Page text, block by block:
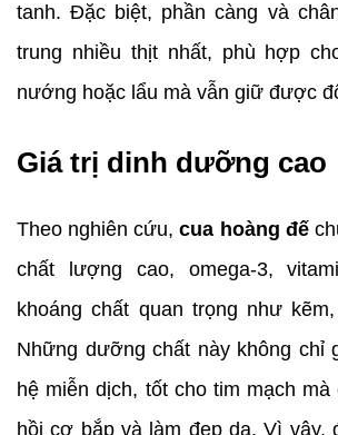
tanh. Đặc biệt, phần càng và
trung nhiều thịt nhất, phù hợp
nướng hoặc lẩu mà vẫn giữ được
Giá trị dinh dưỡng cao
Theo nghiên cứu, cua hoàng đế
chất lượng cao, omega-3,
khoáng chất quan trọng như
Những dưỡng chất này không chỉ
hệ miễn dịch, tốt cho tim mạch
hồi cơ bắp và làm đẹp da. Vì vậy,